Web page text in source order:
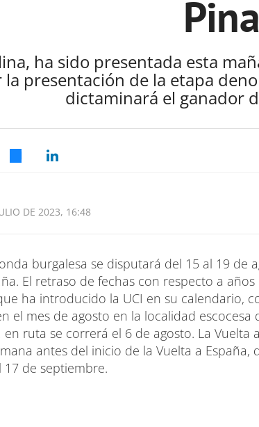
ha sido presentada esta
la presentación de la etapa
dictaminará el ganador
DE 2023, 16:48
burgalesa se disputará del 15 al 19 de
El retraso de fechas con respecto a
ha introducido la UCI en su calendario,
el mes de agosto en la localidad escocesa
ruta se correrá el 6 de agosto. La Vuelta
antes del inicio de la Vuelta a España,
17 de septiembre.